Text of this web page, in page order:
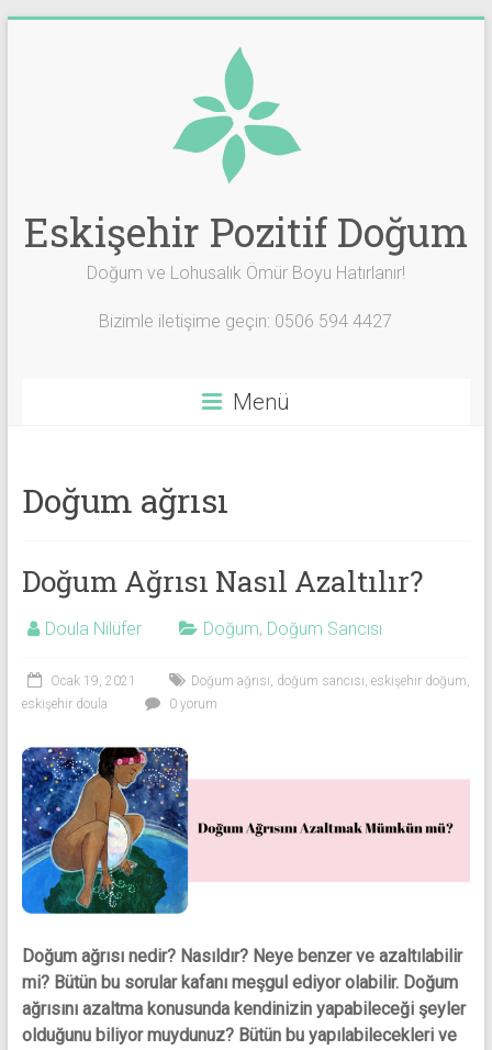
Eskişehir Pozitif Doğum
Doğum ve Lohusalık Ömür Boyu Hatırlanır!
Bizimle iletişime geçin: 0506 594 4427
Menü
Doğum ağrısı
Doğum Ağrısı Nasıl Azaltılır?
Doula Nilüfer Doğum, Doğum Sancısı
Ocak 19, 2021 Doğum ağrısı, doğum sancısı, eskişehir doğum,
eskişehir doula
0 yorum
Doğum ağrısı nedir? Nasıldır? Neye benzer ve azaltılabilir
mi? Bütün bu sorular kafanı meşgul ediyor olabilir. Doğum
ağrısını azaltma konusunda kendinizin yapabileceği şeyler
olduğunu biliyor muydunuz? Bütün bu yapılabilecekleri ve